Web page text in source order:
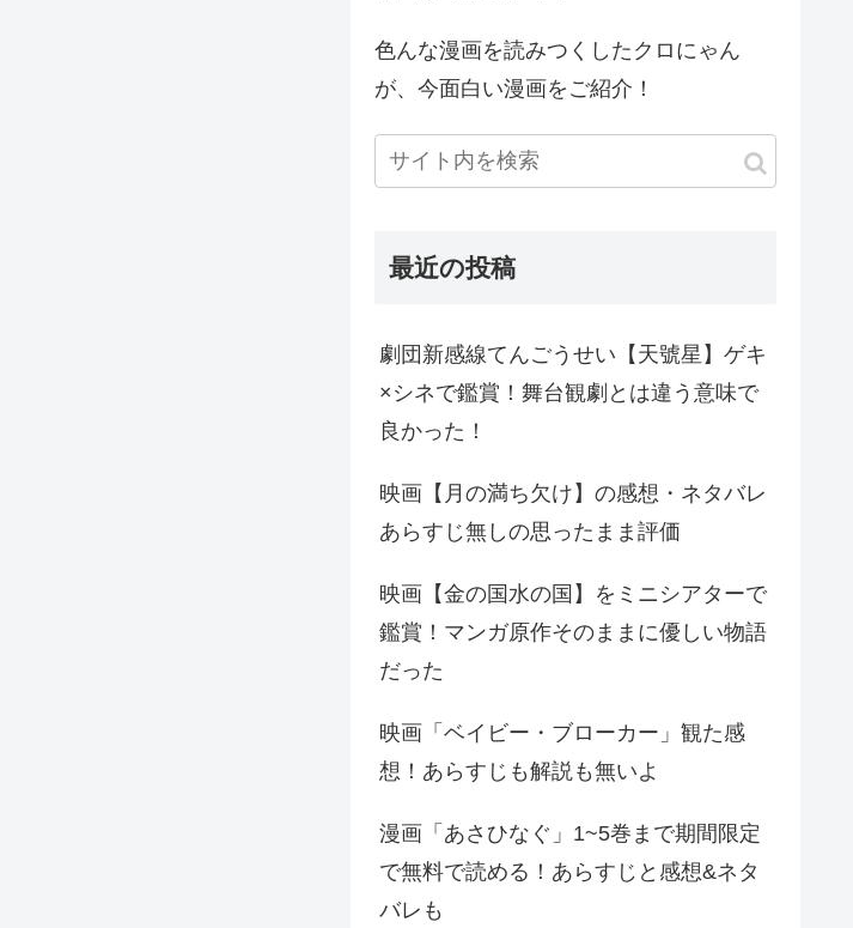
色んな漫画を読みつくしたクロにゃん
が、今面白い漫画をご紹介！
最近の投稿
劇団新感線てんごうせい【天號星】ゲキ
×シネで鑑賞！舞台観劇とは違う意味で
良かった！
映画【月の満ち欠け】の感想・ネタバレ
あらすじ無しの思ったまま評価
映画【金の国水の国】をミニシアターで
鑑賞！マンガ原作そのままに優しい物語
だった
映画「ベイビー・ブローカー」観た感
想！あらすじも解説も無いよ
漫画「あさひなぐ」1~5巻まで期間限定
で無料で読める！あらすじと感想&ネタ
バレも